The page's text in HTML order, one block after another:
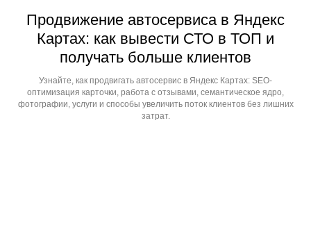
Продвижение автосервиса в Яндекс
Картах: как вывести СТО в ТОП и
получать больше клиентов
Узнайте, как продвигать автосервис в Яндекс Картах: SEO-
оптимизация карточки, работа с отзывами, семантическое ядро,
фотографии, услуги и способы увеличить поток клиентов без лишних
затрат.